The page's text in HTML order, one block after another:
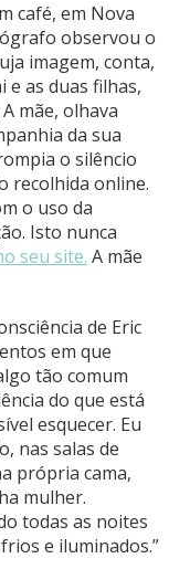
café, em Nova
observou o
imagem, conta,
e as duas filhas,
mãe, olhava
da sua
o silêncio
recolhida online.
o uso da
Isto nunca
seu site. A mãe
de Eric
em que
tão comum
do que está
esquecer. Eu
nas salas de
própria cama,
mulher.
todas as noites
e iluminados.”